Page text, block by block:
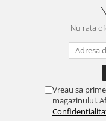
Nu rata
Vreau sa
magazinului.